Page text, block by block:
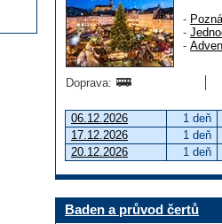
-
-
-
Doprava:
06.12.2026
1 deň
17.12.2026
1 deň
20.12.2026
1 deň
Baden a průvod čertů